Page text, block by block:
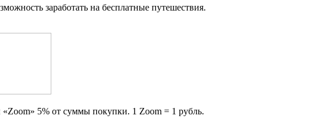
заработать на бесплатные путешествия.
5% от суммы покупки. 1 Zoom = 1 рубль.